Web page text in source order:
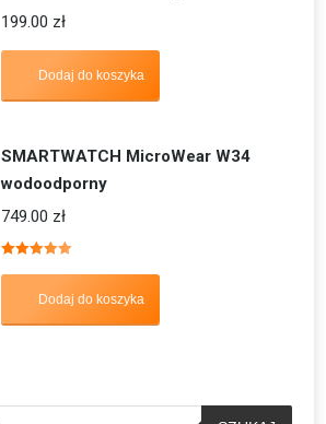
199.00 zł
Dodaj do koszyka
SMARTWATCH MicroWear W34
wodoodporny
749.00 zł
5.00
Dodaj do koszyka